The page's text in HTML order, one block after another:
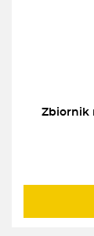
Zbiornik